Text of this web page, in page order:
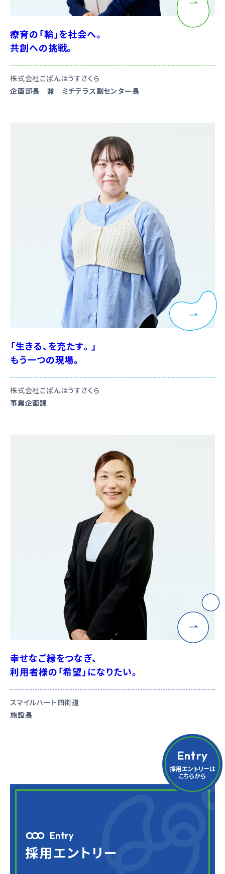
療育の「輪」を社会へ。
共創への挑戦。
株式会社こぱんはうすさくら
企画部長 兼 ミチテラス副センター長
「生きる、を充たす。」
もう一つの現場。
株式会社こぱんはうすさくら
事業企画課
幸せなご縁をつなぎ、
利用者様の「希望」になりたい。
スマイルハート四街道
施設長
Entry
採用エントリーは
こちらから
Entry
採用エントリー